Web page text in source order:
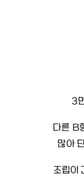
3
다른 B
많아
조립이